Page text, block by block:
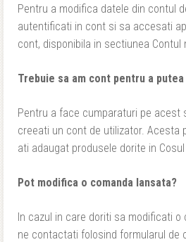
Pentru a modifica datele din contul
autentificati in cont si sa accesati
cont, disponibila in sectiunea Contul
Trebuie sa am cont pentru a putea
Pentru a face cumparaturi pe acest
creeati un cont de utilizator. Acesta
ati adaugat produsele dorite in
Pot modifica o comanda lansata?
In cazul in care doriti sa modificati o
ne contactati folosind formularul de